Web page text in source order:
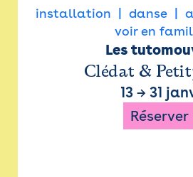
installation danse
voir en
Les
Clédat &
13→ 31
Réserver